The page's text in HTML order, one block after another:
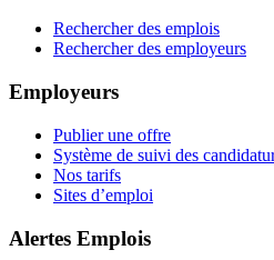
Rechercher des emplois
Rechercher des employeurs
Employeurs
Publier une offre
Système de suivi des
Nos tarifs
Sites d’emploi
Alertes Emplois